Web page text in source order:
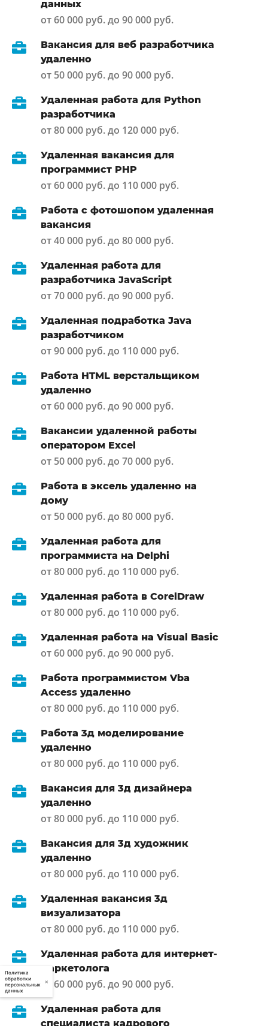
данных
от 60 000 руб. до 90 000 руб.
Вакансия для веб разработчика
удаленно
от 50 000 руб. до 90 000 руб.
Удаленная работа для Python
разработчика
от 80 000 руб. до 120 000 руб.
Удаленная вакансия для
программист PHP
от 60 000 руб. до 110 000 руб.
Работа с фотошопом удаленная
вакансия
от 40 000 руб. до 80 000 руб.
Удаленная работа для
разработчика JavaScript
от 70 000 руб. до 90 000 руб.
Удаленная подработка Java
разработчиком
от 90 000 руб. до 110 000 руб.
Работа HTML верстальщиком
удаленно
от 60 000 руб. до 90 000 руб.
Вакансии удаленной работы
оператором Excel
от 50 000 руб. до 70 000 руб.
Работа в эксель удаленно на
дому
от 50 000 руб. до 80 000 руб.
Удаленная работа для
программиста на Delphi
от 80 000 руб. до 110 000 руб.
Удаленная работа в CorelDraw
от 80 000 руб. до 110 000 руб.
Удаленная работа на Visual Basic
от 60 000 руб. до 90 000 руб.
Работа программистом Vba
Access удаленно
от 80 000 руб. до 110 000 руб.
Работа 3д моделирование
удаленно
от 80 000 руб. до 110 000 руб.
Вакансия для 3д дизайнера
удаленно
от 80 000 руб. до 110 000 руб.
Вакансия для 3д художник
удаленно
от 80 000 руб. до 110 000 руб.
Удаленная вакансия 3д
визуализатора
от 80 000 руб. до 110 000 руб.
Удаленная работа для интернет-
маркетолога
от 60 000 руб. до 90 000 руб.
Удаленная работа для
специалиста кадрового
Политика
обработки
персональных
данных
×